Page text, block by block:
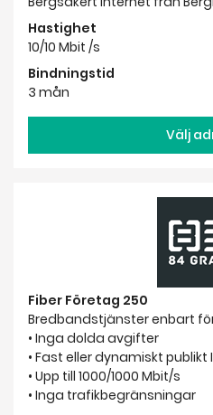
Hastighet
10/10 Mbit /s
Bindningstid
3 mån
Välj
Fiber Företag 250
Bredbandstjänster enbart
• Inga dolda avgifter
• Fast eller dynamiskt
• Upp till 1000/1000 Mbit/s
• Inga trafikbegränsningar